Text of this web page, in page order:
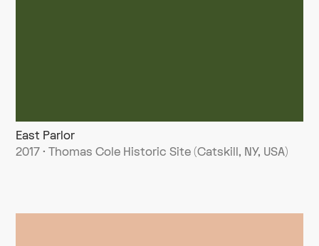
East Parlor
2017 · Thomas Cole Historic Site (Catskill, NY, USA)